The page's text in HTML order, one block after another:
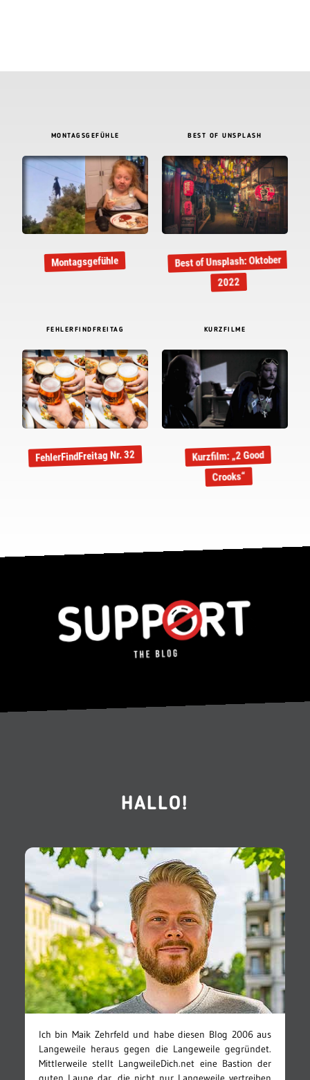
MONTAGSGEFÜHLE
Montagsgefühle
BEST OF UNSPLASH
Best of Unsplash: Oktober
2022
FEHLERFINDFREITAG
FehlerFindFreitag Nr. 32
KURZFILME
Kurzfilm: „2 Good
Crooks“
HALLO!
Ich bin Maik Zehrfeld und habe diesen Blog 2006 aus
Langeweile heraus gegen die Langeweile gegründet.
Mittlerweile stellt LangweileDich.net eine Bastion der